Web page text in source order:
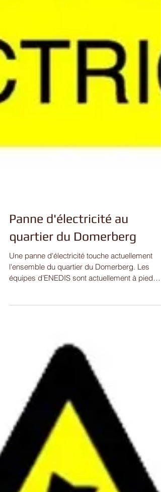
Panne d'électricité au
quartier du Domerberg
Une panne d'électricité touche actuellement
l'ensemble du quartier du Domerberg. Les
d’œuvre...